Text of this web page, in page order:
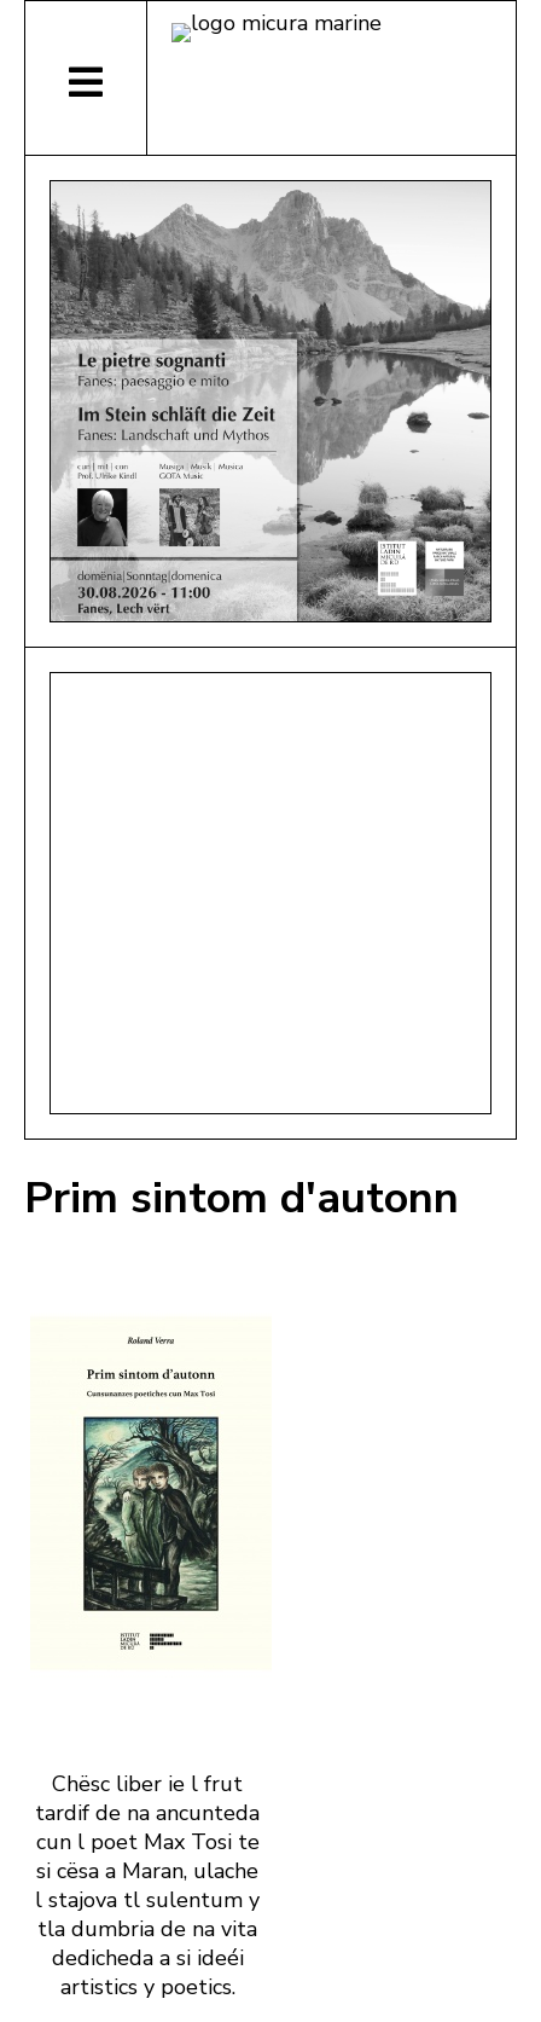
Prim sintom d'autonn
Chësc liber ie l frut
tardif de na ancunteda
cun l poet Max Tosi te
si cësa a Maran, ulache
l stajova tl sulentum y
tla dumbria de na vita
dedicheda a si ideéi
artistics y poetics.